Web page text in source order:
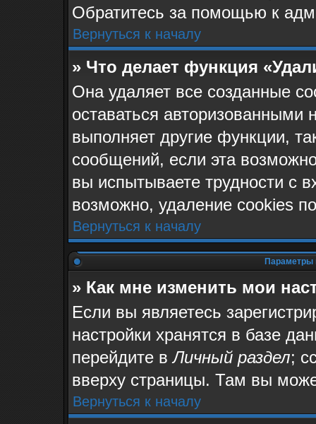
Обратитесь за помощью к
Вернуться к началу
» Что делает функция
Она удаляет все созданные
оставаться авторизованными
выполняет другие функции,
сообщений, если эта
вы испытываете трудности с
возможно, удаление cookies
Вернуться к началу
Параметры
» Как мне изменить мои
Если вы являетесь
настройки хранятся в базе
перейдите вЛичный раздел;
вверху страницы. Там вы
Вернуться к началу